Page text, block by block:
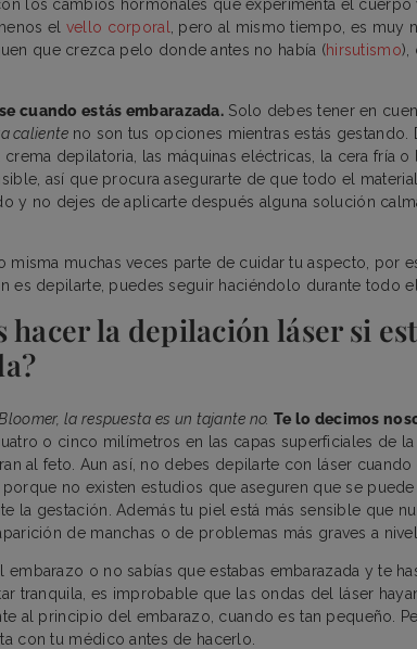
los cambios hormonales que experimenta el
el vello corporal
, pero al mismo tiempo, es muy
que crezca pelo donde antes no había (hirsutismo),
cuando estás embarazada.Solo debes tener en
caliente no son tus opciones mientras estás gestando.
depilatoria, las máquinas eléctricas, la cera fría
así que procura asegurarte de que todo el
y no dejes de aplicarte después alguna solución
misma muchas veces parte de cuidar tu aspecto, por
es depilarte, puedes seguir haciéndolo durante todo
hacer la depilación láser si
la respuesta es un tajante no. Te lo decimos
o cinco milímetros en las capas superficiales de
al feto. Aun así, no debes depilarte con láser cuando
no existen estudios que aseguren que se
la gestación. Además tu piel está más sensible que
de manchas o de problemas más graves a
embarazo o no sabías que estabas embarazada y te
tranquila, es improbable que las ondas del láser
al principio del embarazo, cuando es tan pequeño.
con tu médico antes de hacerlo.